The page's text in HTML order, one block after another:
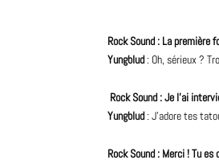
RockSound : La première
Yungblud : Oh, sérieux ?
Rock Sound : Je l’ai
Yungblud : J’adore tes
Rock Sound : Merci ! Tu